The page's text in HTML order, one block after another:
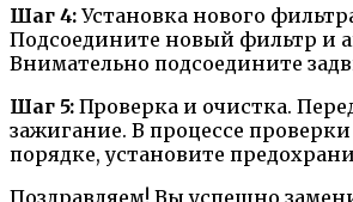
Шаг 4: Установка нового
Подсоедините новый фильтр и
Внимательно подсоедините
Шаг 5: Проверка и очистка.
зажигание. В процессе
порядке, установите
Поздравляем! Вы успешно